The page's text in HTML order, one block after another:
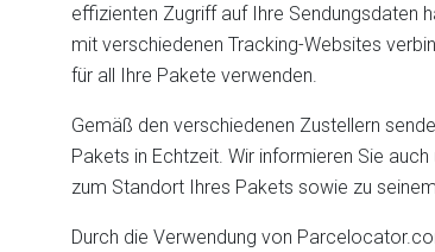
effizienten Zugriff auf Ihre Sendungsdaten
mit verschiedenen Tracking-Websites
für all Ihre Pakete verwenden.
Gemäß den verschiedenen Zustellern
Pakets in Echtzeit. Wir informieren Sie
zum Standort Ihres Pakets sowie zu
Durch die Verwendung von